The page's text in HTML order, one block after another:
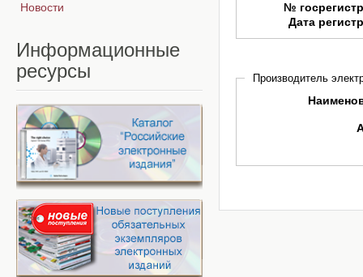
№
Дата
Производитель
Новости
Информационные
ресурсы